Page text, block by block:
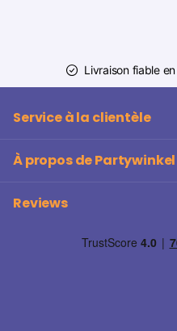
Livraison fiable en
Service à la clientèle
À propos de Partywinkel
Reviews